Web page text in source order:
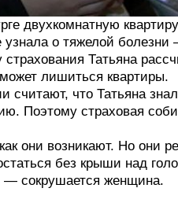
двухкомнатную
узнала о тяжелой
Татьяна
лишиться квартиры.
считают, что Татьяна
Поэтому страховая
они возникают. Но они
без крыши над
— сокрушается женщина.